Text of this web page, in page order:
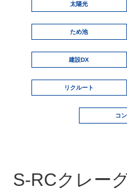
太陽光
ため池
建設DX
リクルート
コ
S-RCクレー